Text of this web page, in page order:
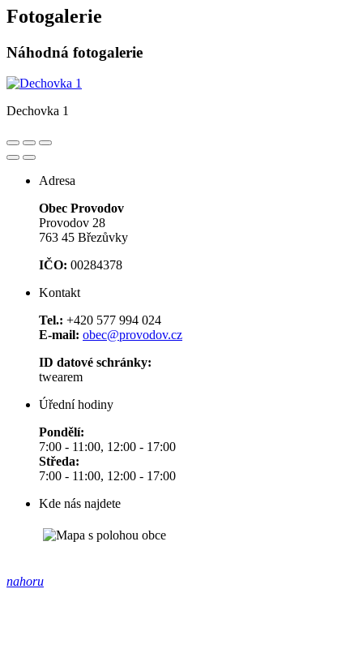
Fotogalerie
Náhodná fotogalerie
Dechovka 1
Adresa
Obec Provodov
Provodov 28
763 45 Březůvky
IČO: 00284378
Kontakt
Tel.: +420 577 994 024
E-mail: obec@provodov.cz
ID datové schránky:
twearem
Úřední hodiny
Pondělí:
7:00 - 11:00, 12:00 - 17:00
Středa:
7:00 - 11:00, 12:00 - 17:00
Kde nás najdete
nahoru